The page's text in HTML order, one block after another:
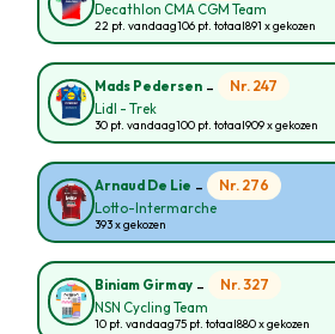
Decathlon CMA CGM Team
22 pt. vandaag106 pt. totaal891 x gekozen
Mads Pedersen - Nr. 247
Lidl - Trek
30 pt. vandaag100 pt. totaal909 x gekozen
Arnaud De Lie - Nr. 276
Lotto-Intermarche
393 x gekozen
Biniam Girmay - Nr. 327
NSN Cycling Team
10 pt. vandaag75 pt. totaal880 x gekozen